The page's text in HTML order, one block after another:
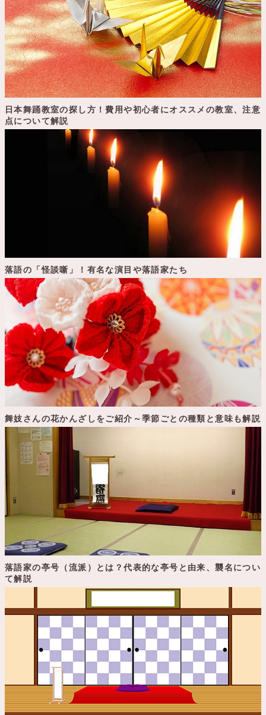
日本舞踊教室の探し方！費用や初心者にオススメの教室、注意
点について解説
落語の「怪談噺」！有名な演目や落語家たち
舞妓さんの花かんざしをご紹介～季節ごとの種類と意味も解説
落語家の亭号（流派）とは？代表的な亭号と由来、襲名につい
て解説